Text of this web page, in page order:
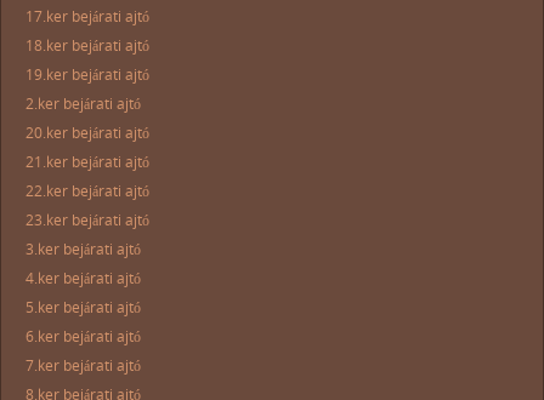
17.ker bejárati ajtó
18.ker bejárati ajtó
19.ker bejárati ajtó
2.ker bejárati ajtó
20.ker bejárati ajtó
21.ker bejárati ajtó
22.ker bejárati ajtó
23.ker bejárati ajtó
3.ker bejárati ajtó
4.ker bejárati ajtó
5.ker bejárati ajtó
6.ker bejárati ajtó
7.ker bejárati ajtó
8.ker bejárati ajtó